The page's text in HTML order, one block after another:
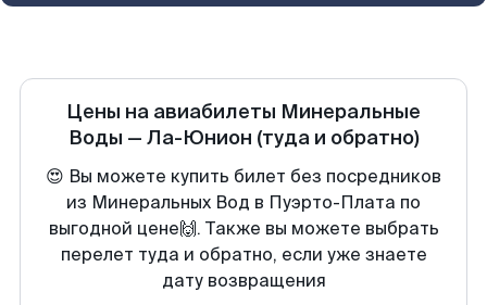
Цены на авиабилеты Минеральные
Воды — Ла-Юнион (туда и обратно)
😍 Вы можете купить билет без посредников
из Минеральных Вод в Пуэрто-Плата по
выгодной цене🙌. Также вы можете выбрать
перелет туда и обратно, если уже знаете
дату возвращения